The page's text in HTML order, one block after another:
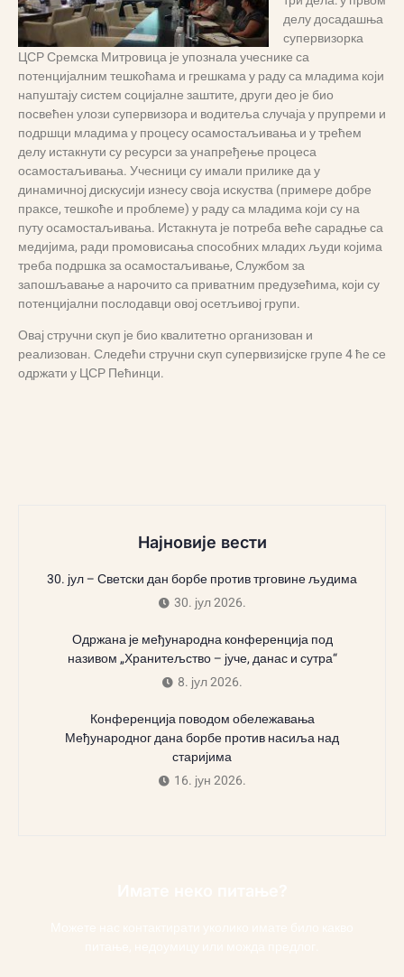
делу досадашња
супервизорка
ЦСР Сремска Митровица је упознала учеснике са
потенцијалним тешкоћама и грешкама у раду са младима који
напуштају систем социјалне заштите, други део је био
посвећен улози супервизора и водитеља случаја у прупреми и
подршци младима у процесу осамостаљивања и у трећем
делу истакнути су ресурси за унапређење процеса
осамостаљивања. Учесници су имали прилике да у
динамичној дискусији изнесу своја искуства (примере добре
праксе, тешкоће и проблеме) у раду са младима који су на
путу осамостаљивања. Истакнута је потреба веће сарадње са
медијима, ради промовисања способних младих људи којима
треба подршка за осамостаљивање, Службом за
запошљавање а нарочито са приватним предузећима, који су
потенцијални послодавци овој осетљивој групи.
Овај стручни скуп је био квалитетно организован и
реализован. Следећи стручни скуп супервизијске групе 4 ће се
одржати у ЦСР Пећинци.
Најновије вести
30. јул – Светски дан борбе против трговине људима
30. јул 2026.
Одржана је међународна конференција под
називом „Хранитељство – јуче, данас и сутра“
8. јул 2026.
Конференција поводом обележавања
Међународног дана борбе против насиља над
старијима
16. јун 2026.